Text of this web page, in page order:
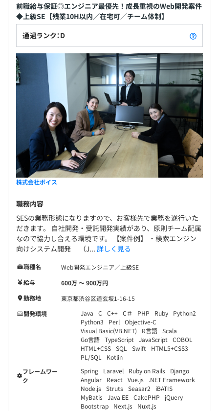
前職給与保証◎エンジニア最優先！成長重視のWeb開発案件
◆上級SE【残業10H以内／在宅可／チーム体制】
通過ランク：D
株式会社ボイス
職務内容
SESの業務形態になりますので、お客様先で業務を遂行いた
だきます。 自社開発・受託開発実績があり、原則チーム配属
なので協力し合える環境です。 【案件例】 ・検索エンジン
向けシステム開発 （J... 詳しく見る
職種名
Web開発エンジニア／上級SE
給与
600万 〜 900万円
勤務地
東京都渋谷区道玄坂1-16-15
開発環境
Java C C++ C＃ PHP Ruby
Python2
Python3
Perl Objective-C
Visual Basic(VB.NET)
R言語 Scala
Go言語 TypeScript JavaScript
COBOL
HTML+CSS SQL Swift
HTML5+CSS3
PL/SQL
Kotlin
フレームワー
ク
Spring Laravel Ruby on Rails
Django
Angular
React Vue.js
.NET Framework
Node.js Struts Seasar2
iBATIS
MyBatis Java EE CakePHP
jQuery
Bootstrap
Next.js Nuxt.js